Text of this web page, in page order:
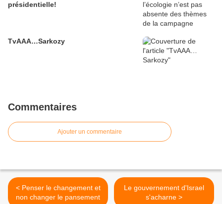
présidentielle!
TvAAA…Sarkozy
Commentaires
Ajouter un commentaire
< Penser le changement et
non changer le pansement
Le gouvernement d'Israel
s'acharne >